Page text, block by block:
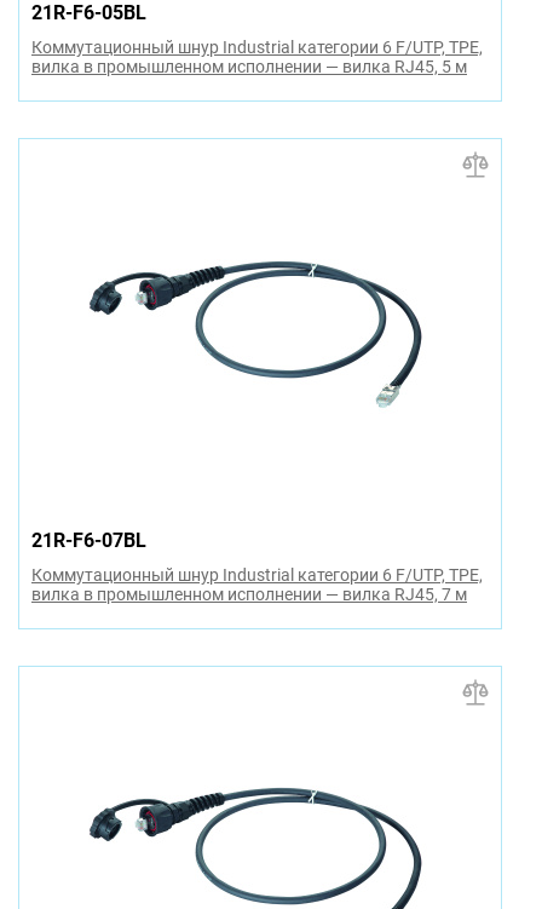
21R-F6-05BL
Коммутационный шнур Industrial категории 6 F/UTP, TPE,
вилка в промышленном исполнении — вилка RJ45, 5 м
21R-F6-07BL
Коммутационный шнур Industrial категории 6 F/UTP, TPE,
вилка в промышленном исполнении — вилка RJ45, 7 м